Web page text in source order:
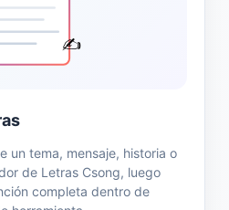
✍️
un tema, mensaje, historia o
de Letras Csong, luego
completa dentro de